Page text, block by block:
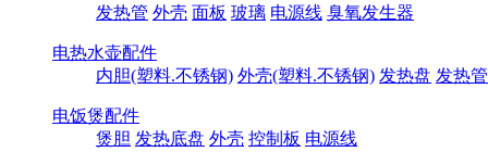
发热管 外壳 面板 玻璃 电源线 臭氧发生器
电热水壶配件
内胆(塑料.不锈钢) 外壳(塑料.不锈钢) 发热盘 发热管
电饭煲配件
煲胆 发热底盘 外壳 控制板 电源线